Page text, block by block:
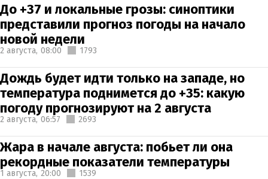
До +37 и локальные грозы: синоптики
представили прогноз погоды на начало
новой недели
2 августа, 08:00 1793
Дождь будет идти только на западе, но
температура поднимется до +35: какую
погоду прогнозируют на 2 августа
2 августа, 06:57 2693
Жара в начале августа: побьет ли она
рекордные показатели температуры
1 августа, 20:00 1539